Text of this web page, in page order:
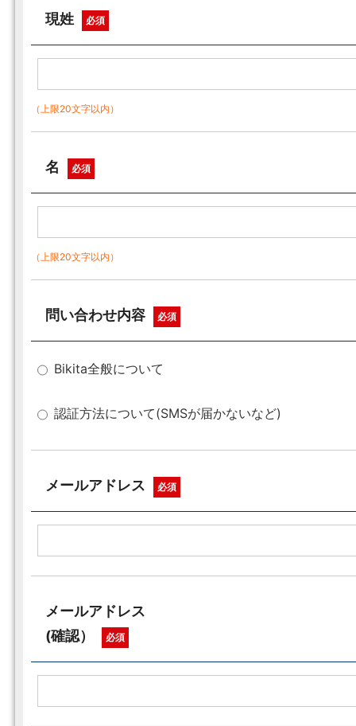
現姓 必須
（上限20文字以内）
名 必須
（上限20文字以内）
問い合わせ内容 必須
Bikita全般について
認証方法について(SMSが届かないなど)
メールアドレス 必須
メールアドレス
(確認）
必須